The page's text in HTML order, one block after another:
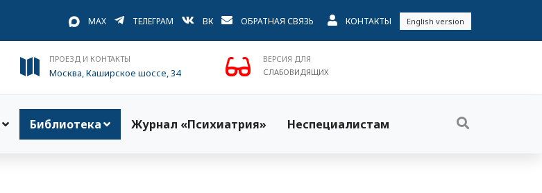
MAX ТЕЛЕГРАМ ВК ОБРАТНАЯ СВЯЗЬ КОНТАКТЫ English version
ПРОЕЗД И КОНТАКТЫ
Москва, Каширское шоссе, 34
ВЕРСИЯ ДЛЯ
СЛАБОВИДЯЩИХ
Библиотека Журнал «Психиатрия» Неспециалистам